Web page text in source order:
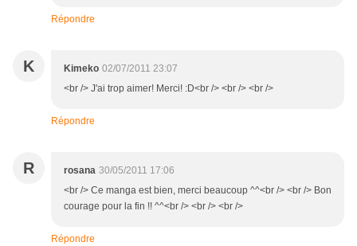
Répondre
K Kimeko 02/07/2011 23:07
<br /> J'ai trop aimer! Merci! :D<br /> <br /> <br />
Répondre
R rosana 30/05/2011 17:06
<br /> Ce manga est bien, merci beaucoup ^^<br /> <br /> Bon
courage pour la fin !! ^^<br /> <br /> <br />
Répondre